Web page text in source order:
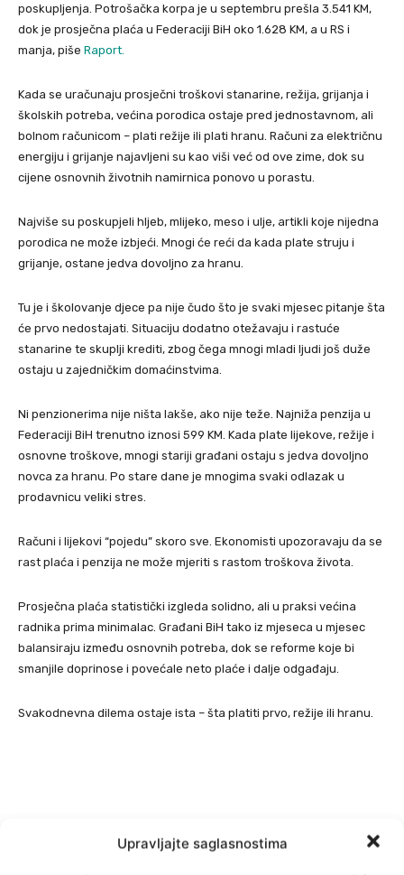
Upravljajte saglasnostima
poskupljenja. Potrošačka korpa je u septembru prešla 3.541 KM,
dok je prosječna plaća u Federaciji BiH oko 1.628 KM, a u RS i
manja, piše Raport.
Kada se uračunaju prosječni troškovi stanarine, režija, grijanja i
školskih potreba, većina porodica ostaje pred jednostavnom, ali
bolnom računicom – plati režije ili plati hranu. Računi za električnu
energiju i grijanje najavljeni su kao viši već od ove zime, dok su
cijene osnovnih životnih namirnica ponovo u porastu.
Najviše su poskupjeli hljeb, mlijeko, meso i ulje, artikli koje nijedna
porodica ne može izbjeći. Mnogi će reći da kada plate struju i
grijanje, ostane jedva dovoljno za hranu.
Tu je i školovanje djece pa nije čudo što je svaki mjesec pitanje šta
će prvo nedostajati. Situaciju dodatno otežavaju i rastuće
stanarine te skuplji krediti, zbog čega mnogi mladi ljudi još duže
ostaju u zajedničkim domaćinstvima.
Ni penzionerima nije ništa lakše, ako nije teže. Najniža penzija u
Federaciji BiH trenutno iznosi 599 KM. Kada plate lijekove, režije i
osnovne troškove, mnogi stariji građani ostaju s jedva dovoljno
novca za hranu. Po stare dane je mnogima svaki odlazak u
prodavnicu veliki stres.
Računi i lijekovi “pojedu” skoro sve. Ekonomisti upozoravaju da se
rast plaća i penzija ne može mjeriti s rastom troškova života.
Prosječna plaća statistički izgleda solidno, ali u praksi većina
radnika prima minimalac. Građani BiH tako iz mjeseca u mjesec
balansiraju između osnovnih potreba, dok se reforme koje bi
smanjile doprinose i povećale neto plaće i dalje odgađaju.
Svakodnevna dilema ostaje ista – šta platiti prvo, režije ili hranu.